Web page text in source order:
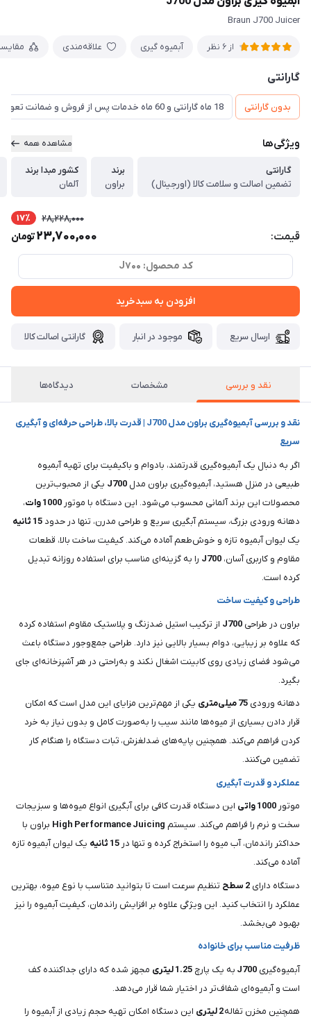
Braun J700 Juicer
از 6 نظر آبمیوه گیری علاقه‌مندی
گارانتی
بدون گارانتی 18 ماه گارانتی و 60 ماه خدمات پس از فروش و ضمانت تعویض
ویژگی‌ها مشاهده همه
گارانتی
تضمین اصالت و سلامت کالا (اورجینال)
برند
براون
کشور مبدا برند
آلمان
قیمت:
28,228,000 17٪
23,700,000تومان
کد محصول: J700
افزودن به سبدخرید
ارسال سریع موجود در انبار گارانتی اصالت کالا
نقد و بررسی مشخصات دیدگاه‌ها
نقد و بررسی آبمیوه‌گیری براون مدل J700 | قدرت بالا، طراحی حرفه‌ای و آبگیری
سریع
اگر به دنبال یک آبمیوه‌گیری قدرتمند، بادوام و باکیفیت برای تهیه آبمیوه
طبیعی در منزل هستید، آبمیوه‌گیری براون مدل J700 یکی از محبوب‌ترین
محصولات این برند آلمانی محسوب می‌شود. این دستگاه با موتور 1000 وات
،
دهانه ورودی بزرگ، سیستم آبگیری سریع و طراحی مدرن، تنها در حدود 15 ثانیه
یک لیوان آبمیوه تازه و خوش‌طعم آماده می‌کند. کیفیت ساخت بالا، قطعات
مقاوم و کاربری آسان، J700 را به گزینه‌ای مناسب برای استفاده روزانه تبدیل
کرده است.
طراحی و کیفیت ساخت
براون در طراحی J700 از ترکیب استیل ضدزنگ و پلاستیک مقاوم استفاده کرده
که علاوه بر زیبایی، دوام بسیار بالایی نیز دارد. طراحی جمع‌وجور دستگاه باعث
می‌شود فضای زیادی روی کابینت اشغال نکند و به‌راحتی در هر آشپزخانه‌ای جای
بگیرد.
دهانه ورودی 75 میلی‌متری
یکی از مهم‌ترین مزایای این مدل است که امکان
قرار دادن بسیاری از میوه‌ها مانند سیب را به‌صورت کامل و بدون نیاز به خرد
کردن فراهم می‌کند. همچنین پایه‌های ضدلغزش، ثبات دستگاه را هنگام کار
تضمین می‌کنند.
عملکرد و قدرت آبگیری
موتور 1000 واتی
این دستگاه قدرت کافی برای آبگیری انواع میوه‌ها و سبزیجات
سخت و نرم را فراهم می‌کند. سیستم
High Performance Juicing
براون با
حداکثر راندمان، آب میوه را استخراج کرده و تنها در 15 ثانیه
یک لیوان آبمیوه تازه
آماده می‌کند.
دستگاه دارای 2 سطح
تنظیم سرعت است تا بتوانید متناسب با نوع میوه، بهترین
عملکرد را انتخاب کنید. این ویژگی علاوه بر افزایش راندمان، کیفیت آبمیوه را نیز
بهبود می‌بخشد.
ظرفیت مناسب برای خانواده
آبمیوه‌گیری J700 به یک پارچ 1.25 لیتری
مجهز شده که دارای جداکننده کف
است و آبمیوه‌ای شفاف‌تر در اختیار شما قرار می‌دهد.
همچنین مخزن تفاله
این دستگاه امکان تهیه حجم زیادی از آبمیوه را